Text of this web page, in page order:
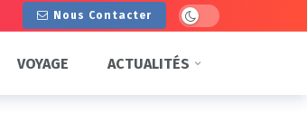
Nous Contacter Dark mode
VOYAGE ACTUALITÉS